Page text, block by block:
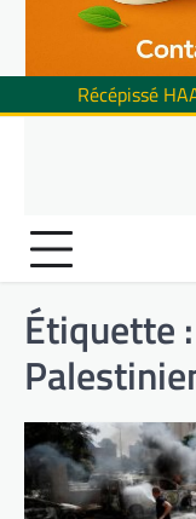
Récépissé
Étiquette :